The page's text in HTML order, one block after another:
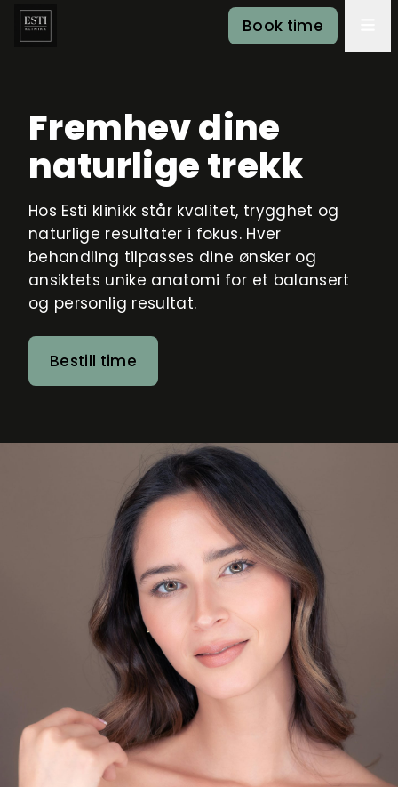
Book time
Fremhev dine
naturlige trekk
Hos Esti klinikk står kvalitet, trygghet og
naturlige resultater i fokus. Hver
behandling tilpasses dine ønsker og
ansiktets unike anatomi for et balansert
og personlig resultat.
Bestill time